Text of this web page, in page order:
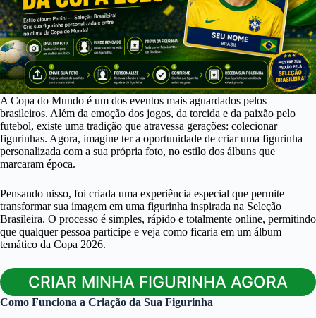
A Copa do Mundo é um dos eventos mais aguardados pelos
brasileiros. Além da emoção dos jogos, da torcida e da paixão pelo
futebol, existe uma tradição que atravessa gerações: colecionar
figurinhas. Agora, imagine ter a oportunidade de criar uma figurinha
personalizada com a sua própria foto, no estilo dos álbuns que
marcaram época.
Pensando nisso, foi criada uma experiência especial que permite
transformar sua imagem em uma figurinha inspirada na Seleção
Brasileira. O processo é simples, rápido e totalmente online, permitindo
que qualquer pessoa participe e veja como ficaria em um álbum
temático da Copa 2026.
CRIAR MINHA FIGURINHA AGORA
Como Funciona a Criação da Sua Figurinha